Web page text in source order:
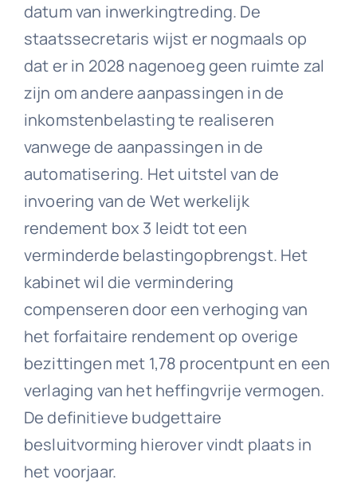
datum van inwerkingtreding. De
staatssecretaris wijst er nogmaals op
dat er in 2028 nagenoeg geen ruimte zal
zijn om andere aanpassingen in de
inkomstenbelasting te realiseren
vanwege de aanpassingen in de
automatisering. Het uitstel van de
invoering van de Wet werkelijk
rendement box 3 leidt tot een
verminderde belastingopbrengst. Het
kabinet wil die vermindering
compenseren door een verhoging van
het forfaitaire rendement op overige
bezittingen met 1,78 procentpunt en een
verlaging van het heffingvrije vermogen.
De definitieve budgettaire
besluitvorming hierover vindt plaats in
het voorjaar.